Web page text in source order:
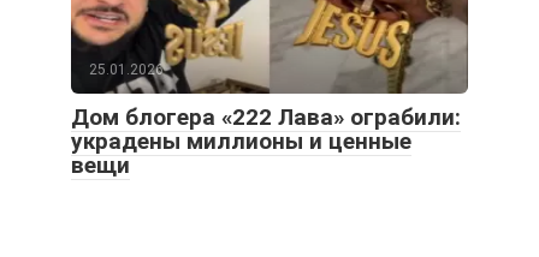
25.01.2026
Дом блогера «222 Лава» ограбили:
украдены миллионы и ценные
вещи